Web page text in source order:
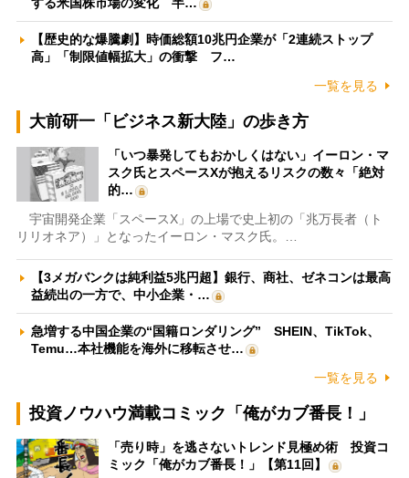
する米国株市場の変化 半…
【歴史的な爆騰劇】時価総額10兆円企業が「2連続ストップ
高」「制限値幅拡大」の衝撃 フ…
一覧を見る
大前研一「ビジネス新大陸」の歩き方
「いつ暴発してもおかしくはない」イーロン・マ
スク氏とスペースXが抱えるリスクの数々「絶対
的…
宇宙開発企業「スペースX」の上場で史上初の「兆万長者（ト
リリオネア）」となったイーロン・マスク氏。…
【3メガバンクは純利益5兆円超】銀行、商社、ゼネコンは最高
益続出の一方で、中小企業・…
急増する中国企業の“国籍ロンダリング” SHEIN、TikTok、
Temu…本社機能を海外に移転させ…
一覧を見る
投資ノウハウ満載コミック「俺がカブ番長！」
「売り時」を逃さないトレンド見極め術 投資コ
ミック「俺がカブ番長！」【第11回】